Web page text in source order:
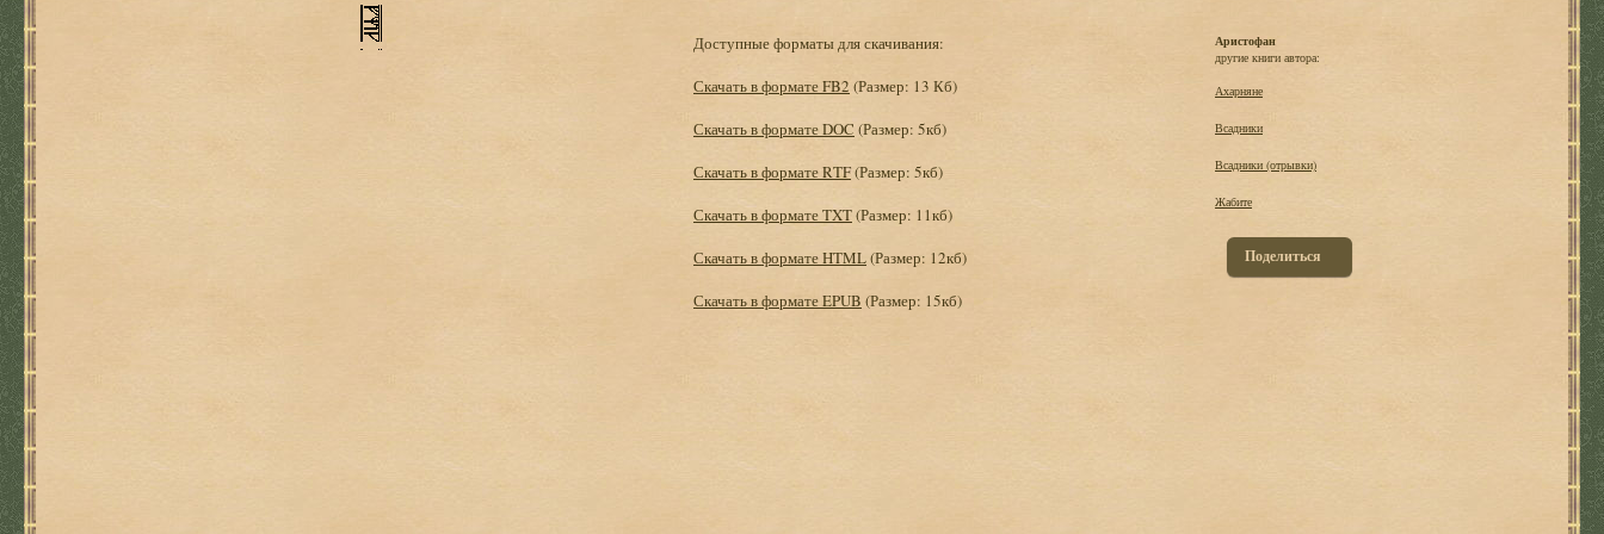
Доступные форматы для скачивания:
Скачать в формате FB2 (Размер: 13 Кб)
Скачать в формате DOC (Размер: 5кб)
Скачать в формате RTF(Размер: 5кб)
Скачать в формате TXT(Размер: 11кб)
Скачать в формате HTML(Размер: 12кб)
Скачать в формате EPUB (Размер: 15кб)
Аристофан
другие книги автора:
Ахарняне
Всадники
Всадники (отрывки)
Жабите
Поделиться